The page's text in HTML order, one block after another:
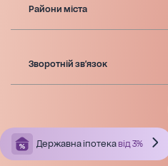
Райони міста
Зворотній зв'язок
Державна іпотека від 3%